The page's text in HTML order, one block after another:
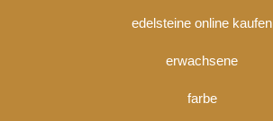
edelsteine online kaufen
erwachsene
farbe